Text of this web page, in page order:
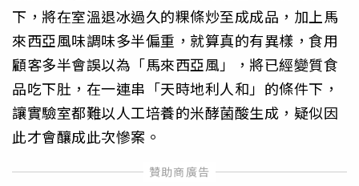
下，將在室溫退冰過久的粿條炒至成成品，加上馬
來西亞風味調味多半偏重，就算真的有異樣，食用
顧客多半會誤以為「馬來西亞風」，將已經變質食
品吃下肚，在一連串「天時地利人和」的條件下，
讓實驗室都難以人工培養的米酵菌酸生成，疑似因
此才會釀成此次慘案。